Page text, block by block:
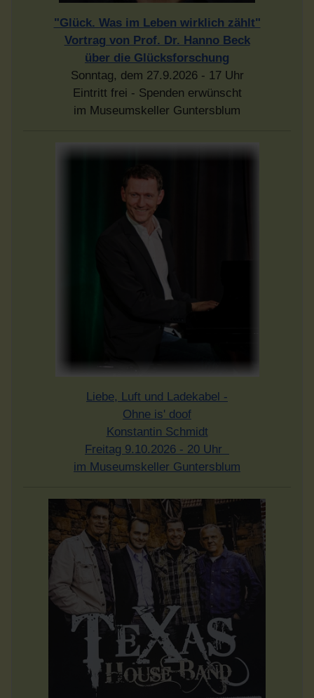
"Glück. Was im Leben wirklich zählt"
Vortrag von Prof. Dr. Hanno Beck
über die Glücksforschung
Sonntag, dem 27.9.2026 - 17 Uhr
Eintritt frei - Spenden erwünscht
im Museumskeller Guntersblum
Liebe, Luft und Ladekabel -
Ohne is' doof
Konstantin Schmidt
Freitag 9.10.2026 - 20 Uhr
im Museumskeller Guntersblum